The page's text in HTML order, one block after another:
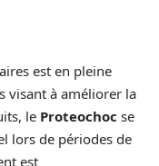
est en pleine
visant à améliorer la
le Proteochoc se
lors de périodes de
est